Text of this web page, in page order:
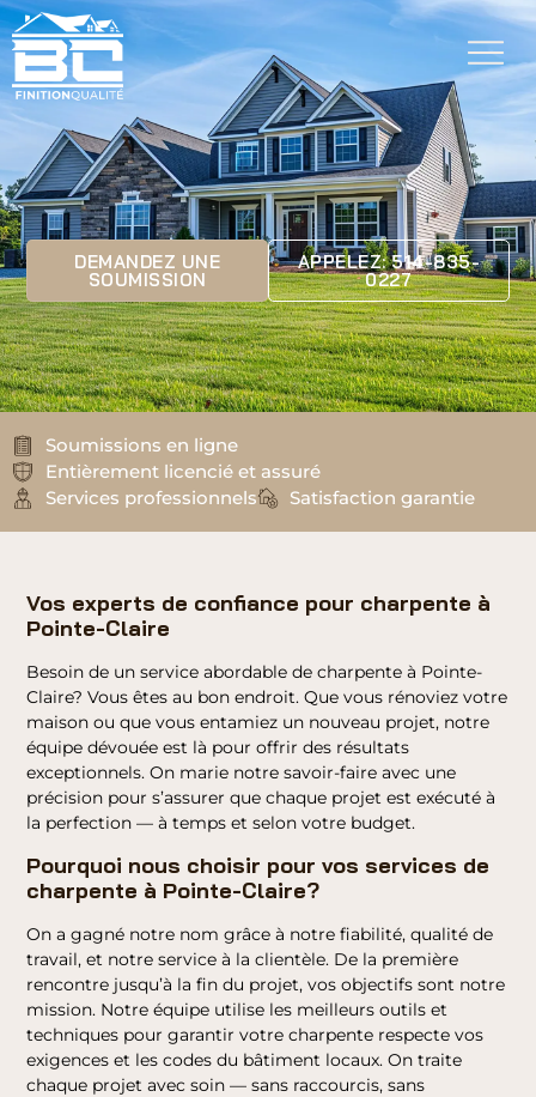
DEMANDEZ UNE
SOUMISSION
APPELEZ: 514-835-
0227
Soumissions en ligne
Entièrement licencié et assuré
Services professionnels
Satisfaction garantie
Vos experts de confiance pour charpente à
Pointe-Claire
Besoin de un service abordable de charpente à Pointe-
Claire? Vous êtes au bon endroit. Que vous rénoviez votre
maison ou que vous entamiez un nouveau projet, notre
équipe dévouée est là pour offrir des résultats
exceptionnels. On marie notre savoir-faire avec une
précision pour s’assurer que chaque projet est exécuté à
la perfection — à temps et selon votre budget.
Pourquoi nous choisir pour vos services de
charpente à Pointe-Claire?
On a gagné notre nom grâce à notre fiabilité, qualité de
travail, et notre service à la clientèle. De la première
rencontre jusqu’à la fin du projet, vos objectifs sont notre
mission. Notre équipe utilise les meilleurs outils et
techniques pour garantir votre charpente respecte vos
exigences et les codes du bâtiment locaux. On traite
chaque projet avec soin — sans raccourcis, sans